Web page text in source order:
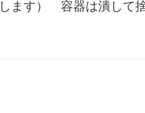
ます）　容器は潰して